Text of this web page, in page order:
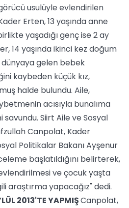
usulüyle evlendirilen
Erten, 13 yaşında anne
yaşadığı genç ise 2 ay
14 yaşında ikinci kez doğum
gelen bebek
kaybeden küçük kız,
halde bulundu. Aile,
acısıyla bunalıma
Siirt Aile ve Sosyal
Canpolat, Kader
Politikalar Bakanı Ayşenur
başlatıldığını belirterek,
ve çocuk yaşta
araştırma yapacağız" dedi.
2013'TE YAPMIŞCanpolat,